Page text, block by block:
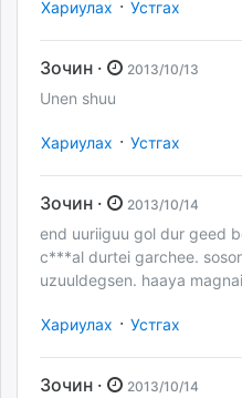
Хариулах · Устгах
Зочин · 2013/10/13
Unen shuu
Хариулах · Устгах
Зочин · 2013/10/14
end uuriiguu gol dur geed
c***al durtei garchee.
uzuuldegsen. haaya
Хариулах · Устгах
Зочин · 2013/10/14